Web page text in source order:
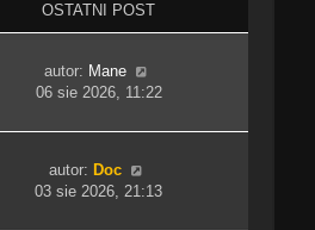
OSTATNI POST
autor: Mane
06 sie 2026, 11:22
autor: Doc
03 sie 2026, 21:13